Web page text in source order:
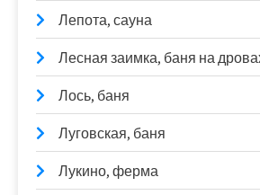
Лепота, сауна
Лесная заимка, баня на
Лось, баня
Луговская, баня
Лукино, ферма